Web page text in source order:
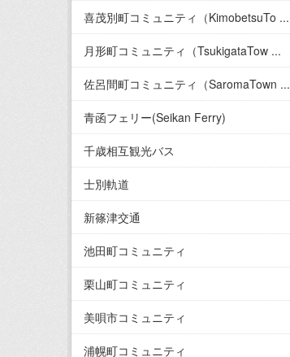
喜茂別町コミュニティ（KimobetsuTo ...
月形町コミュニティ（TsukigataTow ...
佐呂間町コミュニティ（SaromaTown ...
青函フェリー(Seikan Ferry)
千歳相互観光バス
士別軌道
新篠津交通
池田町コミュニティ
栗山町コミュニティ
美唄市コミュニティ
浦幌町コミュニティ